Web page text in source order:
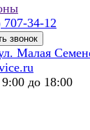
707-34-12
звонок
Малая
до 18:00